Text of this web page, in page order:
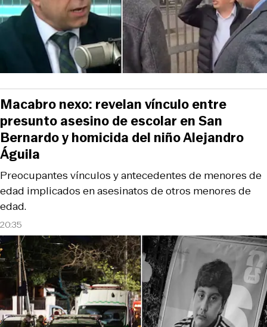
20:35
Preocupantes vínculos y antecedentes de menores de
edad implicados en asesinatos de otros menores de
edad.
Macabro nexo: revelan vínculo entre
presunto asesino de escolar en San
Bernardo y homicida del niño Alejandro
Águila